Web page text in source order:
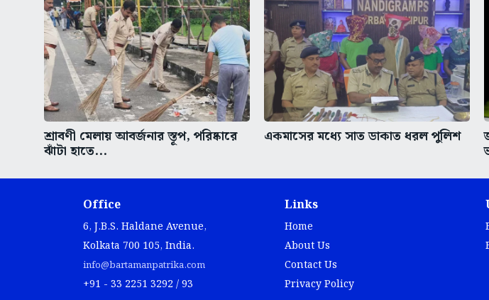
শ্রাবণী মেলায় আবর্জনার স্তূপ, পরিষ্কারে
ঝাঁটা হাতে...
একমাসের মধ্যে সাত ডাকাত ধরল পুলিশ
Office
6, J.B.S. Haldane Avenue,
Kolkata 700 105, India.
info@bartamanpatrika.com
+91 - 33 2251 3292 / 93
Links
Home
About Us
Contact Us
Privacy Policy